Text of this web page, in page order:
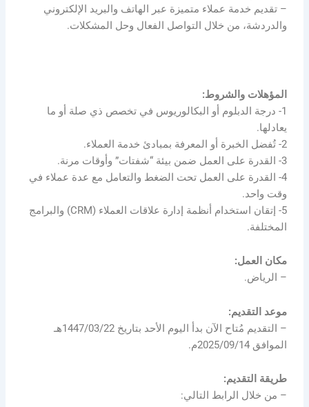
– تقديم خدمة عملاء متميزة عبر الهاتف والبريد الإلكتروني
والدردشة، من خلال التواصل الفعال وحل المشكلات.
المؤهلات والشروط:
1- درجة الدبلوم أو البكالوريوس في تخصص ذي صلة أو ما
يعادلها.
2- تُفضل الخبرة أو المعرفة بمبادئ خدمة العملاء.
3- القدرة على العمل ضمن بيئة “شفتات” وأوقات مرنة.
4- القدرة على العمل تحت الضغط والتعامل مع عدة عملاء في
وقت واحد.
5- إتقان استخدام أنظمة إدارة علاقات العملاء (CRM) والبرامج
المختلفة.
مكان العمل:
– الرياض.
موعد التقديم:
– التقديم مُتاح الآن بدأ اليوم الأحد بتاريخ 1447/03/22هـ
الموافق 2025/09/14م.
طريقة التقديم:
– من خلال الرابط التالي: